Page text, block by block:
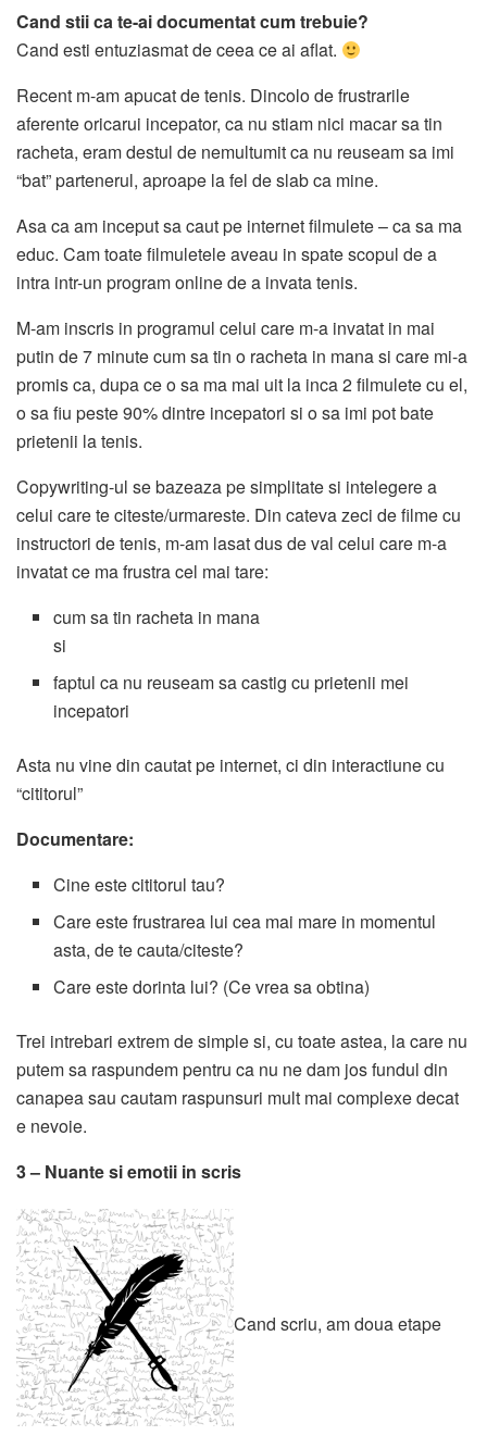
Cand stii ca te-ai documentat cum trebuie?
Cand esti entuziasmat de ceea ce ai aflat.
Recent m-am apucat de tenis. Dincolo de frustrarile
aferente oricarui incepator, ca nu stiam nici macar sa tin
racheta, eram destul de nemultumit ca nu reuseam sa imi
“bat” partenerul, aproape la fel de slab ca mine.
Asa ca am inceput sa caut pe internet filmulete – ca sa ma
educ. Cam toate filmuletele aveau in spate scopul de a
intra intr-un program online de a invata tenis.
M-am inscris in programul celui care m-a invatat in mai
putin de 7 minute cum sa tin o racheta in mana si care mi-a
promis ca, dupa ce o sa ma mai uit la inca 2 filmulete cu el,
o sa fiu peste 90% dintre incepatori si o sa imi pot bate
prietenii la tenis.
Copywriting-ul se bazeaza pe simplitate si intelegere a
celui care te citeste/urmareste. Din cateva zeci de filme cu
instructori de tenis, m-am lasat dus de val celui care m-a
invatat ce ma frustra cel mai tare:
cum sa tin racheta in mana
si
faptul ca nu reuseam sa castig cu prietenii mei
incepatori
Asta nu vine din cautat pe internet, ci din interactiune cu
“cititorul”
Documentare:
Cine este cititorul tau?
Care este frustrarea lui cea mai mare in momentul
asta, de te cauta/citeste?
Care este dorinta lui? (Ce vrea sa obtina)
Trei intrebari extrem de simple si, cu toate astea, la care nu
putem sa raspundem pentru ca nu ne dam jos fundul din
canapea sau cautam raspunsuri mult mai complexe decat
e nevoie.
3 – Nuante si emotii in scris
Cand scriu, am doua etape